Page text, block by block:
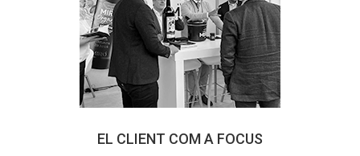
EL CLIENT COM A FOCUS